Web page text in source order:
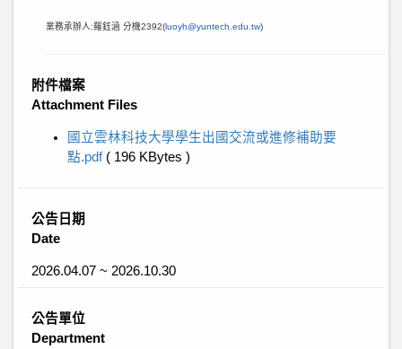
業務承辦人:羅鈺涵 分機2392(luoyh@yuntech.edu.tw)
附件檔案
Attachment Files
國立雲林科技大學學生出國交流或進修補助要
點.pdf ( 196 KBytes )
公告日期
Date
2026.04.07 ~ 2026.10.30
公告單位
Department